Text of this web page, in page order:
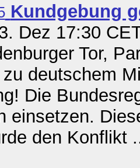
Kundgebung
Dez 17:30
Tor,
deutschem
Die
einsetzen.
den Konflikt